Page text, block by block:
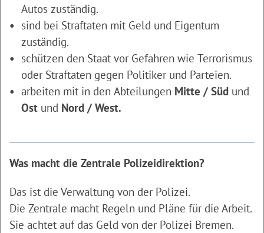
Autos zuständig.
sind bei Straftaten mit Geld und Eigentum
zuständig.
schützen den Staat vor Gefahren wie Terrorismus
oder Straftaten gegen Politiker und Parteien.
arbeiten mit in den Abteilungen Mitte / Süd und
Ost und Nord / West.
Was macht die Zentrale Polizeidirektion?
Das ist die Verwaltung von der Polizei.
Die Zentrale macht Regeln und Pläne für die Arbeit.
Sie achtet auf das Geld von der Polizei Bremen.